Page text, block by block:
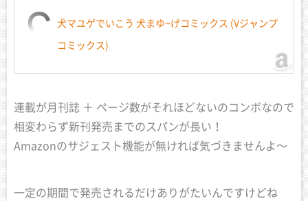
犬マユゲでいこう 犬まゆ~げコミックス (Vジャンプ
コミックス)
連載が月刊誌 ＋ ページ数がそれほどないのコンボなので
相変わらず新刊発売までのスパンが長い！
Amazonのサジェスト機能が無ければ気づきませんよ〜
一定の期間で発売されるだけありがたいんですけどね